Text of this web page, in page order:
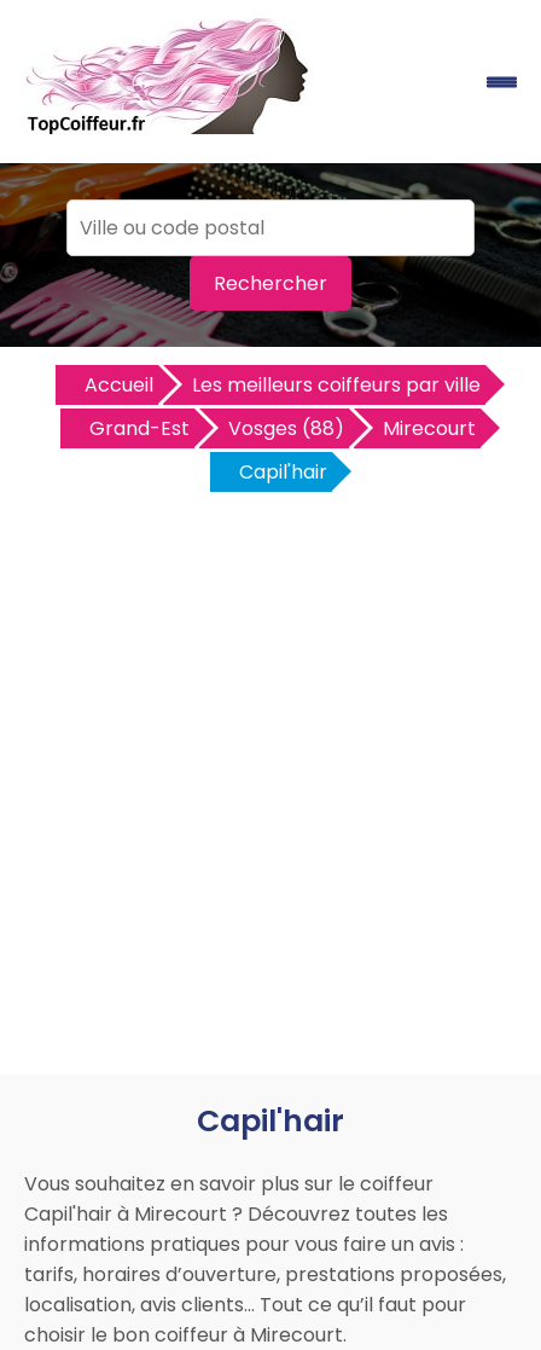
Rechercher
Accueil
Les meilleurs coiffeurs par ville
Grand-Est
Vosges (88)
Mirecourt
Capil'hair
Capil'hair
Vous souhaitez en savoir plus sur le coiffeur
Capil'hair à Mirecourt ? Découvrez toutes les
informations pratiques pour vous faire un avis :
tarifs, horaires d’ouverture, prestations proposées,
localisation, avis clients… Tout ce qu’il faut pour
choisir le bon coiffeur à Mirecourt.